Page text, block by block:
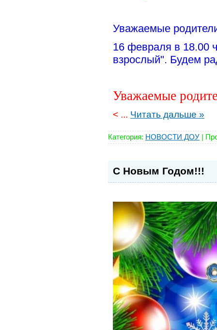
Уважаемые
16 февраля в 18.00
взрослый". Будем
Уважаемые
< ... Читать дальше »
Категория: НОВОСТИ ДОУ |
С Новым Годом!!!